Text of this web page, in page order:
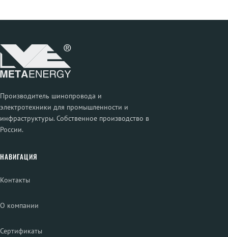
Производитель шинопровода и
электротехники для промышленности и
инфраструктуры. Собственное производство в
России.
НАВИГАЦИЯ
Контакты
О компании
Сертификаты